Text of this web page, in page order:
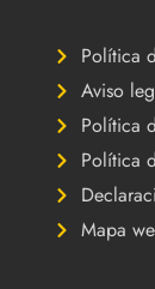
Política
Aviso
Política
Política
Mapa